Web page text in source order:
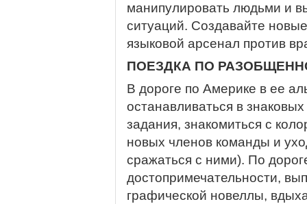
манипулировать людьми и
ситуаций. Создавайте
языковой арсенал против
ПОЕЗДКА ПО
В дороге по Америке в ее
останавливаться в
задания, знакомиться с
новых членов команды и
сражаться с ними). По
достопримечательности,
графической новеллы,